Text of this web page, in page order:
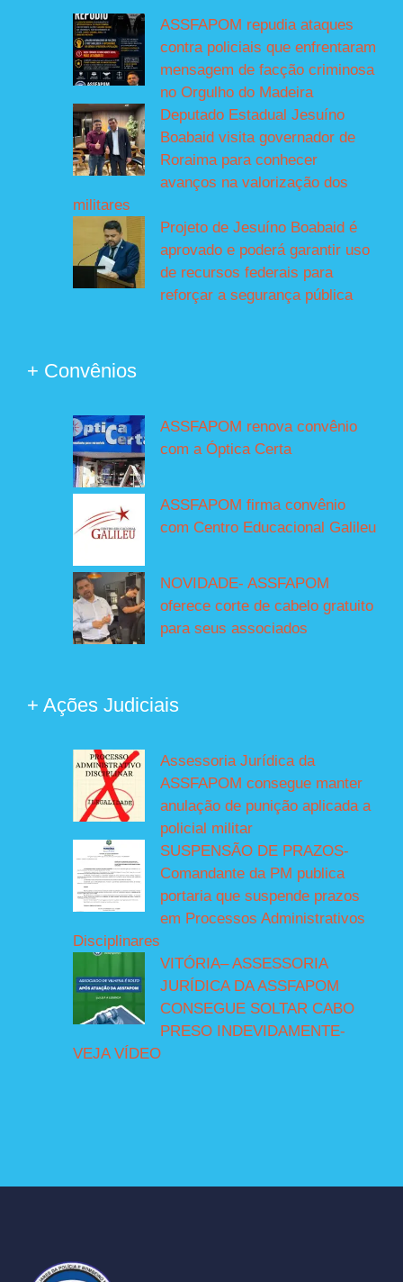
ASSFAPOM repudia ataques
contra policiais que enfrentaram
mensagem de facção criminosa
no Orgulho do Madeira
Deputado Estadual Jesuíno
Boabaid visita governador de
Roraima para conhecer
avanços na valorização dos
militares
Projeto de Jesuíno Boabaid é
aprovado e poderá garantir uso
de recursos federais para
reforçar a segurança pública
+ Convênios
ASSFAPOM renova convênio
com a Óptica Certa
ASSFAPOM firma convênio
com Centro Educacional Galileu
NOVIDADE- ASSFAPOM
oferece corte de cabelo gratuito
para seus associados
+ Ações Judiciais
Assessoria Jurídica da
ASSFAPOM consegue manter
anulação de punição aplicada a
policial militar
SUSPENSÃO DE PRAZOS-
Comandante da PM publica
portaria que suspende prazos
em Processos Administrativos
Disciplinares
VITÓRIA– ASSESSORIA
JURÍDICA DA ASSFAPOM
CONSEGUE SOLTAR CABO
PRESO INDEVIDAMENTE-
VEJA VÍDEO